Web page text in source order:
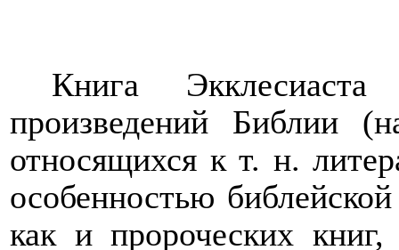
Книга
произведений Библии
относящихся к т. н.
особенностью
как и пророческих книг,